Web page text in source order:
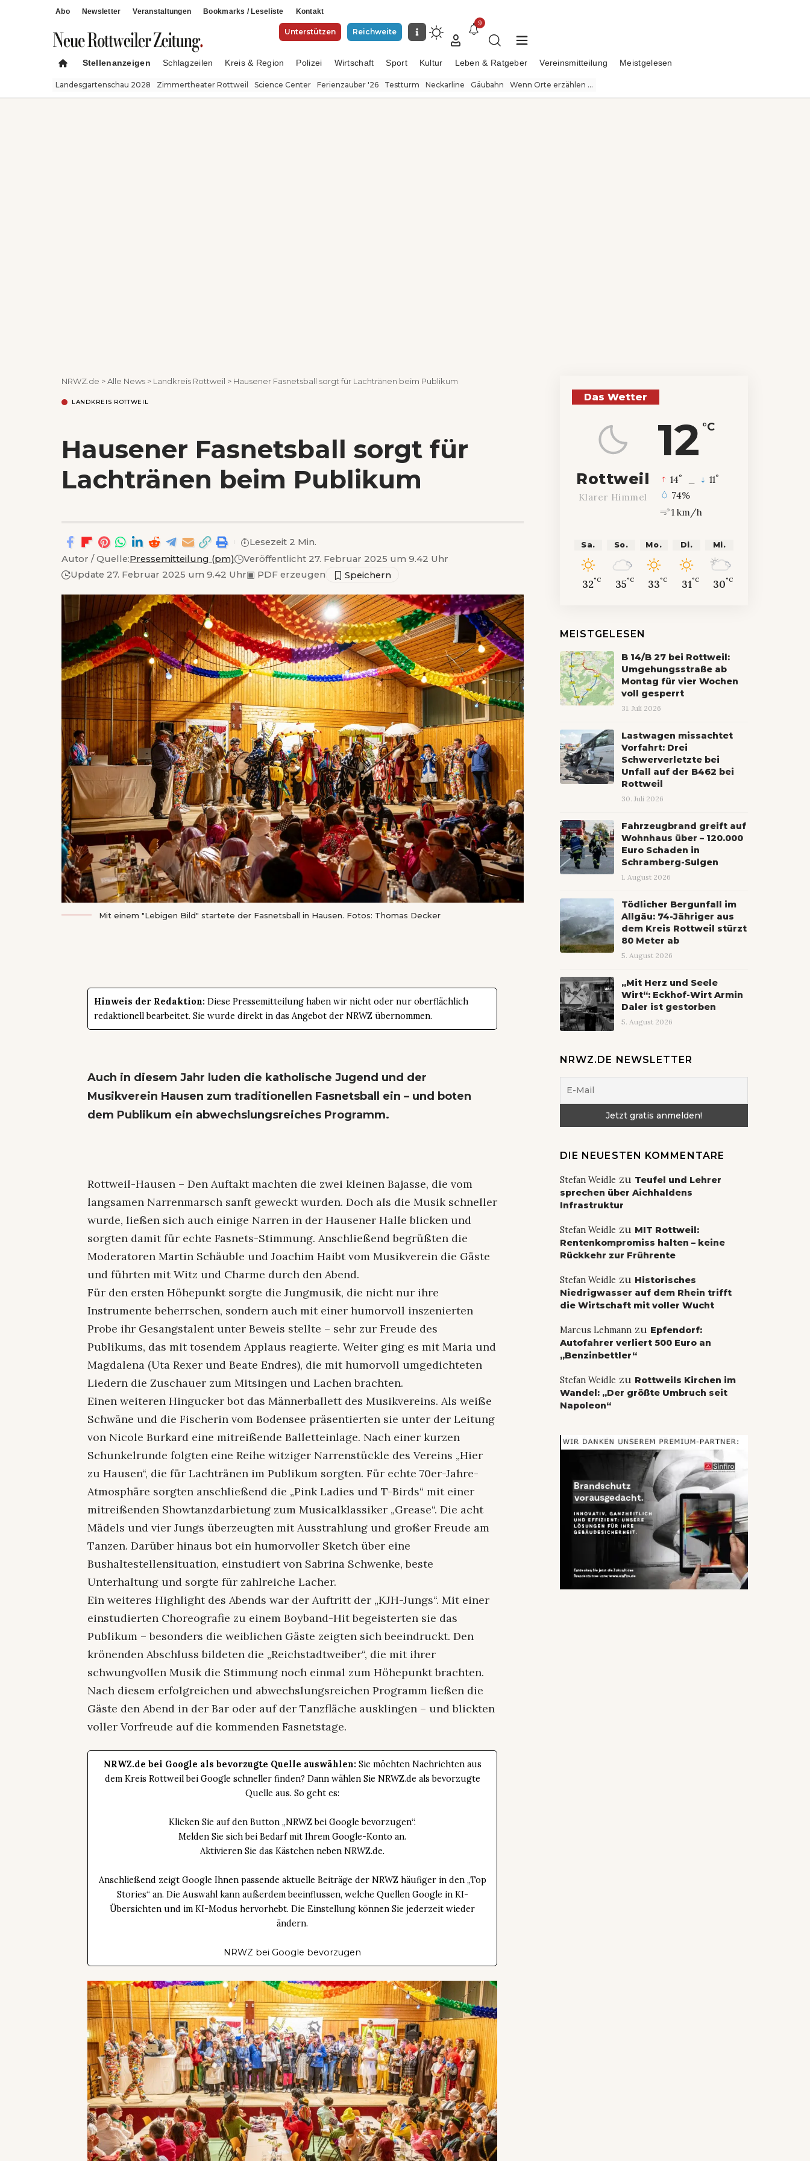
Abo Newsletter Veranstaltungen Bookmarks / Leseliste Kontakt
Unterstützen Reichweite
9
Stellenanzeigen Schlagzeilen Kreis & Region Polizei Wirtschaft Sport Kultur Leben & Ratgeber Vereinsmitteilung Meistgelesen
Landesgartenschau 2028 Zimmertheater Rottweil Science Center Ferienzauber '26 Testturm Neckarline Gäubahn Wenn Orte erzählen ...
NRWZ.de >Alle News > Landkreis Rottweil > Hausener Fasnetsball sorgt für Lachtränen beim Publikum
LANDKREIS ROTTWEIL
Hausener Fasnetsball sorgt für
Lachtränen beim Publikum
Autor / Quelle:Pressemitteilung (pm)
Veröffentlicht 27. Februar 2025 um 9.42 Uhr
Update 27. Februar 2025 um 9.42 Uhr▣ PDF erzeugen
Lesezeit 2 Min.
Mit einem "Lebigen Bild" startete der Fasnetsball in Hausen. Fotos: Thomas Decker
Hinweis der Redaktion: Diese Pressemitteilung haben wir nicht oder nur oberflächlich
redaktionell bearbeitet. Sie wurde direkt in das Angebot der NRWZ übernommen.
Auch in diesem Jahr luden die katholische Jugend und der
Musikverein Hausen zum traditionellen Fasnetsball ein – und boten
dem Publikum ein abwechslungsreiches Programm.
Rottweil-Hausen – Den Auftakt machten die zwei kleinen Bajasse, die vom
langsamen Narrenmarsch sanft geweckt wurden. Doch als die Musik schneller
wurde, ließen sich auch einige Narren in der Hausener Halle blicken und
sorgten damit für echte Fasnets-Stimmung. Anschließend begrüßten die
Moderatoren Martin Schäuble und Joachim Haibt vom Musikverein die Gäste
und führten mit Witz und Charme durch den Abend.
Für den ersten Höhepunkt sorgte die Jungmusik, die nicht nur ihre
Instrumente beherrschen, sondern auch mit einer humorvoll inszenierten
Probe ihr Gesangstalent unter Beweis stellte – sehr zur Freude des
Publikums, das mit tosendem Applaus reagierte. Weiter ging es mit Maria und
Magdalena (Uta Rexer und Beate Endres), die mit humorvoll umgedichteten
Liedern die Zuschauer zum Mitsingen und Lachen brachten.
Einen weiteren Hingucker bot das Männerballett des Musikvereins. Als weiße
Schwäne und die Fischerin vom Bodensee präsentierten sie unter der Leitung
von Nicole Burkard eine mitreißende Balletteinlage. Nach einer kurzen
Schunkelrunde folgten eine Reihe witziger Narrenstückle des Vereins „Hier
zu Hausen“, die für Lachtränen im Publikum sorgten. Für echte 70er-Jahre-
Atmosphäre sorgten anschließend die „Pink Ladies und T-Birds“ mit einer
mitreißenden Showtanzdarbietung zum Musicalklassiker „Grease“. Die acht
Mädels und vier Jungs überzeugten mit Ausstrahlung und großer Freude am
Tanzen. Darüber hinaus bot ein humorvoller Sketch über eine
Bushaltestellensituation, einstudiert von Sabrina Schwenke, beste
Unterhaltung und sorgte für zahlreiche Lacher.
Ein weiteres Highlight des Abends war der Auftritt der „KJH-Jungs“. Mit einer
einstudierten Choreografie zu einem Boyband-Hit begeisterten sie das
Publikum – besonders die weiblichen Gäste zeigten sich beeindruckt. Den
krönenden Abschluss bildeten die „Reichstadtweiber“, die mit ihrer
schwungvollen Musik die Stimmung noch einmal zum Höhepunkt brachten.
Nach diesem erfolgreichen und abwechslungsreichen Programm ließen die
Gäste den Abend in der Bar oder auf der Tanzfläche ausklingen – und blickten
voller Vorfreude auf die kommenden Fasnetstage.
NRWZ.de bei Google als bevorzugte Quelle auswählen: Sie möchten Nachrichten aus
dem Kreis Rottweil bei Google schneller finden? Dann wählen Sie NRWZ.de als bevorzugte
Quelle aus. So geht es:
Klicken Sie auf den Button „NRWZ bei Google bevorzugen“.
Melden Sie sich bei Bedarf mit Ihrem Google-Konto an.
Aktivieren Sie das Kästchen neben NRWZ.de.
Anschließend zeigt Google Ihnen passende aktuelle Beiträge der NRWZ häufiger in den „Top
Stories“ an. Die Auswahl kann außerdem beeinflussen, welche Quellen Google in KI-
Übersichten und im KI-Modus hervorhebt. Die Einstellung können Sie jederzeit wieder
ändern.
NRWZ bei Google bevorzugen
Das Wetter
12 °C
Rottweil
Klarer Himmel
14° 11°
74%
1 km/h
Sa.
32°C
So.
35°C
Mo.
33°C
Di.
31°C
Mi.
30°C
MEISTGELESEN
B 14/B 27 bei Rottweil:
Umgehungsstraße ab
Montag für vier Wochen
voll gesperrt
31. Juli 2026
Lastwagen missachtet
Vorfahrt: Drei
Schwerverletzte bei
Unfall auf der B462 bei
Rottweil
30. Juli 2026
Fahrzeugbrand greift auf
Wohnhaus über – 120.000
Euro Schaden in
Schramberg-Sulgen
1. August 2026
Tödlicher Bergunfall im
Allgäu: 74-Jähriger aus
dem Kreis Rottweil stürzt
80 Meter ab
5. August 2026
„Mit Herz und Seele
Wirt“: Eckhof-Wirt Armin
Daler ist gestorben
5. August 2026
NRWZ.DE NEWSLETTER
DIE NEUESTEN KOMMENTARE
Stefan Weidle zu Teufel und Lehrer
sprechen über Aichhaldens
Infrastruktur
Stefan Weidle zu MIT Rottweil:
Rentenkompromiss halten – keine
Rückkehr zur Frührente
Stefan Weidle zu Historisches
Niedrigwasser auf dem Rhein trifft
die Wirtschaft mit voller Wucht
Marcus Lehmannzu Epfendorf:
Autofahrer verliert 500 Euro an
„Benzinbettler“
Stefan Weidle zu Rottweils Kirchen im
Wandel: „Der größte Umbruch seit
Napoleon“